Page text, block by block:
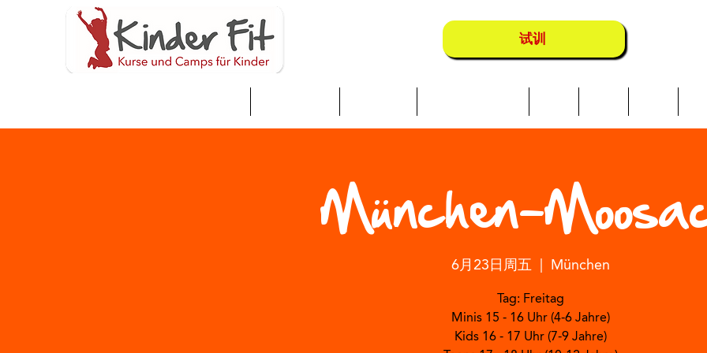
试训
München-
6月23日周五 München
Tag: Freitag
Minis 15 - 16 Uhr (4-6 Jahre)
Kids 16 - 17 Uhr (7-9 Jahre)